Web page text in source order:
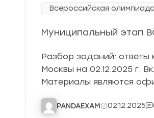
Всероссийская
Муниципальный этап
Разбор заданий:
Москвы на 02.12.2025 г.
Материалы являются
PANDAEXAM 02.12.2025